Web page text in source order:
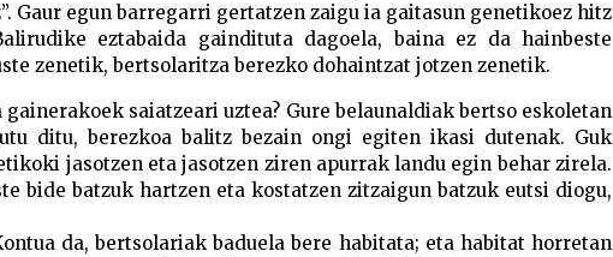
Gaur egun barregarri gertatzen zaigu ia gaitasun genetikoez hitz
eztabaida gaindituta dagoela, baina ez da hainbeste
zenetik, bertsolaritza berezko dohaintzat jotzen zenetik.
saiatzeari uztea? Gure belaunaldiak bertso eskoletan
ditu, berezkoa balitz bezain ongi egiten ikasi dutenak. Guk
jasotzen eta jasotzen ziren apurrak landu egin behar zirela.
bide batzuk hartzen eta kostatzen zitzaigun batzuk eutsi diogu,
da, bertsolariak baduela bere habitata; eta habitat horretan